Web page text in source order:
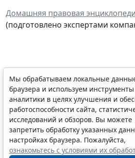
Домашняя правовая
(подготовлено экспертами
Временное
личности
при утрате паспорта
7 августа 2026 17:55
Мы обрабатываем локальные
браузера и используем инструменты
аналитики в целях улучшения и
работоспособности сайта,
исследований и обзоров. Вы можете
запретить обработку указанных
настройках браузера. Пожалуйста,
ознакомьтесь с условиями их